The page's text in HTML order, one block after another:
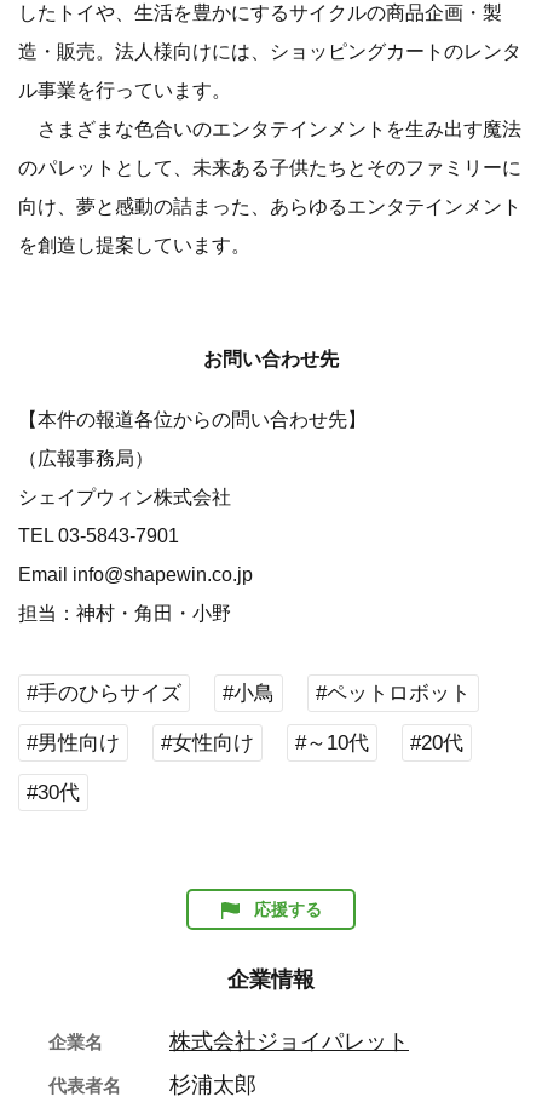
したトイや、生活を豊かにするサイクルの商品企画・製
造・販売。法人様向けには、ショッピングカートのレンタ
ル事業を行っています。
さまざまな色合いのエンタテインメントを生み出す魔法
のパレットとして、未来ある子供たちとそのファミリーに
向け、夢と感動の詰まった、あらゆるエンタテインメント
を創造し提案しています。
お問い合わせ先
【本件の報道各位からの問い合わせ先】
（広報事務局）
シェイプウィン株式会社
TEL 03-5843-7901
Email info@shapewin.co.jp
担当：神村・角田・小野
#手のひらサイズ #小鳥 #ペットロボット
#男性向け #女性向け #～10代 #20代
#30代
応援する
企業情報
企業名 株式会社ジョイパレット
代表者名 杉浦太郎